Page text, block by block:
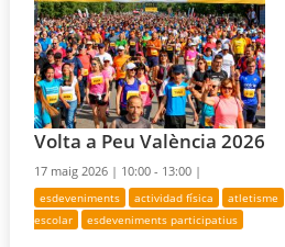
Volta a Peu València 2026
17 maig 2026 | 10:00 - 13:00 |
esdeveniments actividad física atletisme
escolar
esdeveniments participatius